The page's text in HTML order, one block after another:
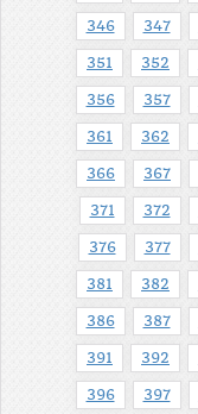
346 347
351 352
356 357
361 362
366 367
371 372
376 377
381 382
386 387
391 392
396 397